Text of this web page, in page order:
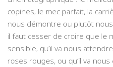
copines, le mec parfait, la
nous démontre ou plutôt
il faut cesser de croire que le
sensible, qu’il va nous
roses rouges, ou qu’il va